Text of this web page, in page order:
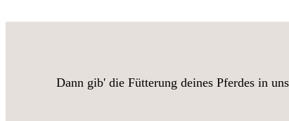
Dann gib' die Fütterung deines Pferdes in